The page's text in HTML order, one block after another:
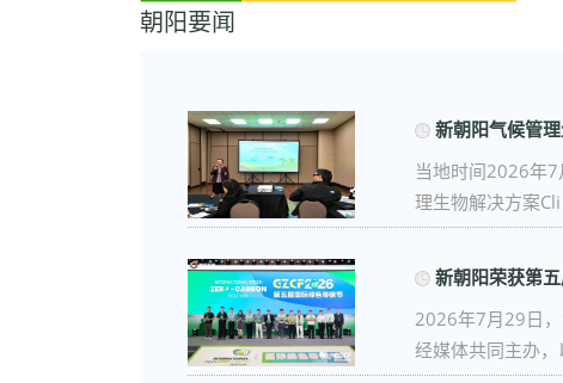
朝阳要闻
新朝阳气候管
当地时间2026年7
理生物解决方案Cli
新朝阳荣获第
2026年7月29日
经媒体共同主办，